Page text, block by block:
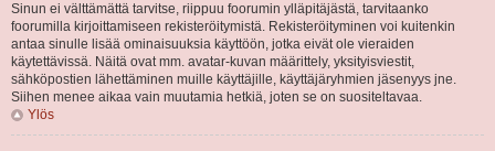
Sinun ei välttämättä tarvitse, riippuu foorumin ylläpitäjästä, tarvitaanko
foorumilla kirjoittamiseen rekisteröitymistä. Rekisteröityminen voi kuitenkin
antaa sinulle lisää ominaisuuksia käyttöön, jotka eivät ole vieraiden
käytettävissä. Näitä ovat mm. avatar-kuvan määrittely, yksityisviestit,
sähköpostien lähettäminen muille käyttäjille, käyttäjäryhmien jäsenyys jne.
Siihen menee aikaa vain muutamia hetkiä, joten se on suositeltavaa.
Ylös